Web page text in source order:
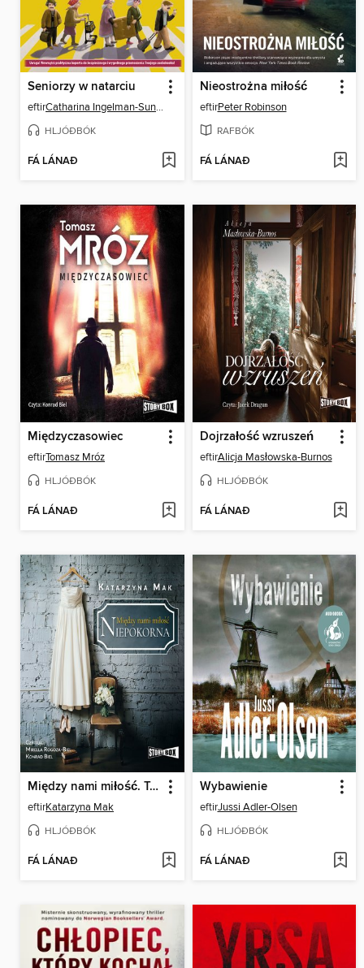
Seniorzy w natarciu
eftir Catharina Ingelman-Sundberg
HLJÓÐBÓK
FÁ LÁNAÐ
Nieostrożna miłość
eftirPeter Robinson
RAFBÓK
FÁ LÁNAÐ
Międzyczasowiec
eftirTomasz Mróz
HLJÓÐBÓK
FÁ LÁNAÐ
Dojrzałość wzruszeń
eftirAlicja Masłowska-Burnos
HLJÓÐBÓK
FÁ LÁNAÐ
Między nami miłość. Tom 1. Niepokorna
eftirKatarzyna Mak
HLJÓÐBÓK
FÁ LÁNAÐ
Wybawienie
eftirJussi Adler-Olsen
HLJÓÐBÓK
FÁ LÁNAÐ